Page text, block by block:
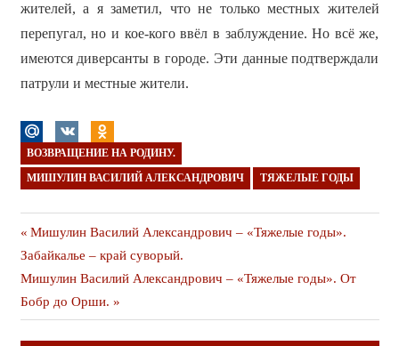
жителей, а я заметил, что не только местных жителей
перепугал, но и кое-кого ввёл в заблуждение. Но всё же,
имеются диверсанты в городе. Эти данные подтверждали
патрули и местные жители.
ВОЗВРАЩЕНИЕ НА РОДИНУ.
МИШУЛИН ВАСИЛИЙ АЛЕКСАНДРОВИЧ ТЯЖЕЛЫЕ ГОДЫ
Навигация
по
записям
Предыдущая
публикация
Мишулин Василий Александрович – «Тяжелые годы».
Забайкалье – край суворый.
Следующая
публикация
Мишулин Василий Александрович – «Тяжелые годы». От
Бобр до Орши.